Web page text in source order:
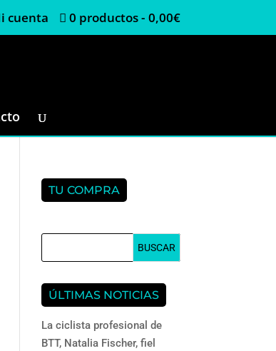
cuenta 0 productos 0,00€
TU COMPRA
ÚLTIMAS NOTICIAS
La ciclista profesional de
BTT, Natalia Fischer, fiel